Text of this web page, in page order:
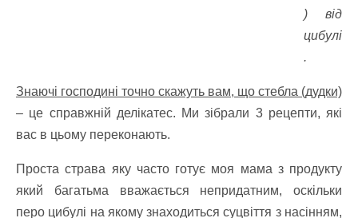
) від
цибулі
.
Знаючі господині точно скажуть вам, що стебла (дудки)
– це справжній делікатес. Ми зібрали 3 рецепти, які
вас в цьому переконають.
Проста страва яку часто готує моя мама з продукту
який багатьма вважається непридатним, оскільки
перо цибулі на якому знаходиться суцвіття з насінням,